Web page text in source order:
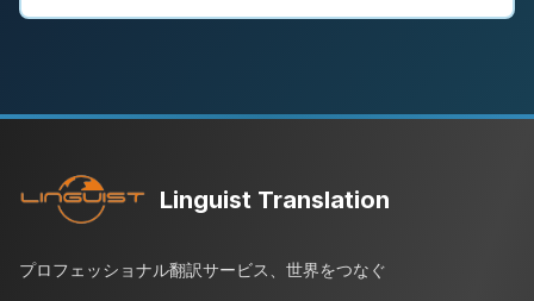
Linguist Translation
プロフェッショナル翻訳サービス、世界をつなぐ